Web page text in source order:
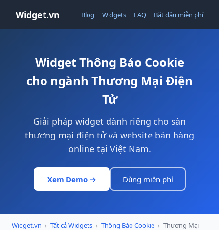
Widget.vn Blog Widgets FAQ Bắt đầu miễn phí
Widget Thông Báo Cookie
cho ngành Thương Mại Điện
Tử
Giải pháp widget dành riêng cho sàn
thương mại điện tử và website bán hàng
online tại Việt Nam.
Xem Demo → Dùng miễn phí
Widget.vn › Tất cả Widgets › Thông Báo Cookie › Thương Mại